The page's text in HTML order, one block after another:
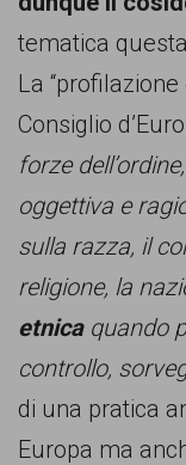
tematica
La
Consiglio
forze
oggettiva e
sulla razza, il
religione, la
etnica quando
controllo,
di una pratica
Europa ma